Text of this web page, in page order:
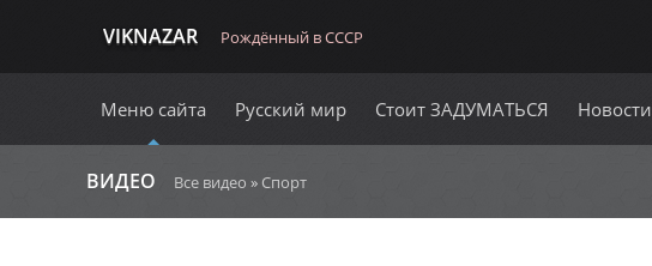
VIKNAZAR Рождённый в СССР
Меню сайта Русский мир Стоит ЗАДУМАТЬСЯ Новости
ВИДЕО Все видео » Спорт